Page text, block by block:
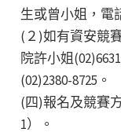
生或曾小姐，電
(２)如有資安競
院許小姐
(02)2380-8725。
(四)報名及競賽
1）。